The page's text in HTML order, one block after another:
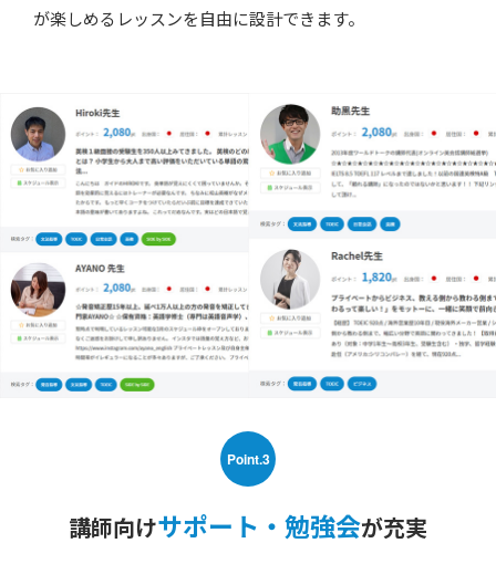
が楽しめるレッスンを自由に設計できます。
Point.3
講師向けサポート・勉強会が充実